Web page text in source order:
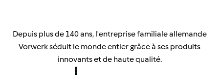
Depuis plus de 140 ans, l'entreprise familiale allemande
Vorwerk séduit le monde entier grâce à ses produits
innovants et de haute qualité.